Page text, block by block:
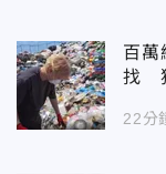
百萬
找
22分